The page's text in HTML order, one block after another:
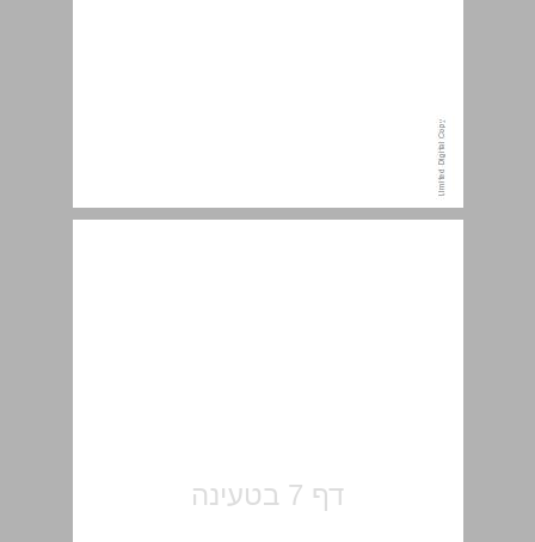
הקדמה ... 7